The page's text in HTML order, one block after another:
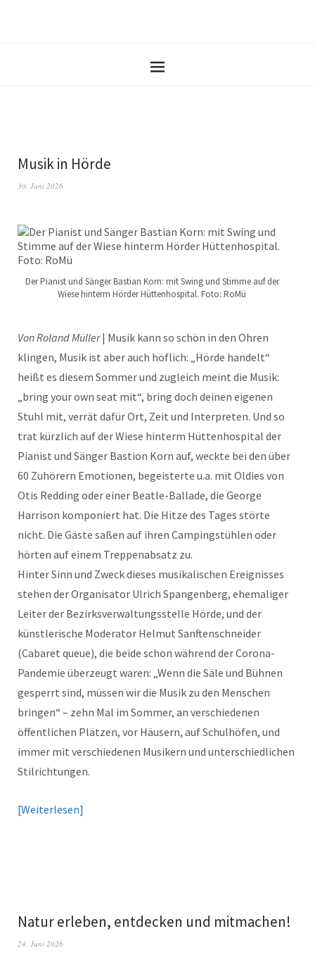
Musik in Hörde
30. Juni 2026
Der Pianist und Sänger Bastian Korn: mit Swing und Stimme auf der
Wiese hinterm Hörder Hüttenhospital. Foto: RoMü
Von Roland Müller| Musik kann so schön in den Ohren
klingen, Musik ist aber auch höflich: „Hörde handelt“
heißt es diesem Sommer und zugleich meint die Musik:
„bring your own seat mit“, bring doch deinen eigenen
Stuhl mit, verrät dafür Ort, Zeit und Interpreten. Und so
trat kürzlich auf der Wiese hinterm Hüttenhospital der
Pianist und Sänger Bastion Korn auf, weckte bei den über
60 Zuhörern Emotionen, begeisterte u.a. mit Oldies von
Otis Redding oder einer Beatle-Ballade, die George
Harrison komponiert hat. Die Hitze des Tages störte
nicht. Die Gäste saßen auf ihren Campingstühlen oder
hörten auf einem Treppenabsatz zu.
Hinter Sinn und Zweck dieses musikalischen Ereignisses
stehen der Organisator Ulrich Spangenberg, ehemaliger
Leiter der Bezirksverwaltungsstelle Hörde, und der
künstlerische Moderator Helmut Sanftenschneider
(Cabaret queue), die beide schon während der Corona-
Pandemie überzeugt waren: „Wenn die Säle und Bühnen
gesperrt sind, müssen wir die Musik zu den Menschen
bringen“ – zehn Mal im Sommer, an verschiedenen
öffentlichen Plätzen, vor Häusern, auf Schulhöfen, und
immer mit verschiedenen Musikern und unterschiedlichen
Stilrichtungen.
Weiterlesen
Natur erleben, entdecken und mitmachen!
24. Juni 2026